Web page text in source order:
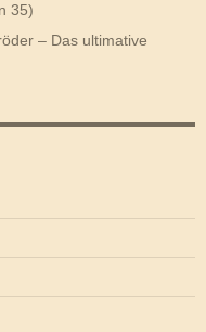
35)
– Das ultimative